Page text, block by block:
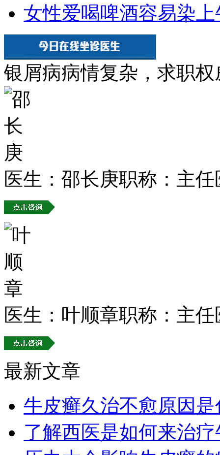
女性爱喝啤酒容易染
银屑病病情复杂，求职
医生：邵长庚职称：主任
医生：叶顺章职称：主任
最新文章
牛皮癣久治不愈原因
了解西医是如何来治